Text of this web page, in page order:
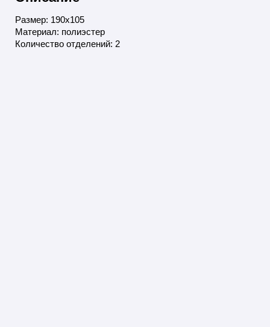
Размер: 190x105
Материал: полиэстер
Количество отделений: 2